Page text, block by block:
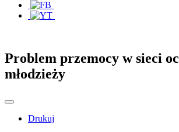
Problem przemocy w sieci
młodzieży
Drukuj